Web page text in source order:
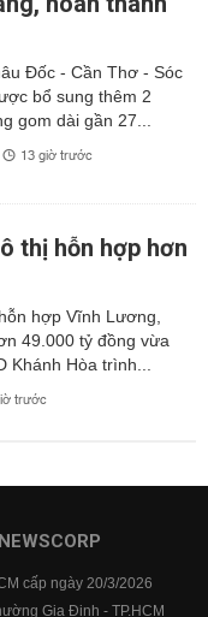
Đốc - Cần Thơ - Sóc
bổ sung thêm 2
gom dài gần 27...
13 giờ trước
thị hỗn hợp hơn
hợp Vĩnh Lương,
49.000 tỷ đồng vừa
Khánh Hòa trình...
trước
cấp ngày 20/3/2026
Gia Định - TP.HCM